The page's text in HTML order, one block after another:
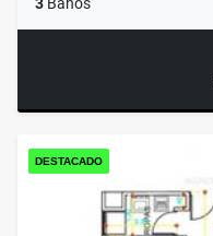
DESTACADO